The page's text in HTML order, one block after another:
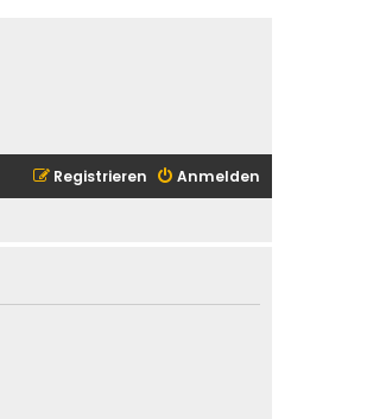
Anmelden
Registrieren